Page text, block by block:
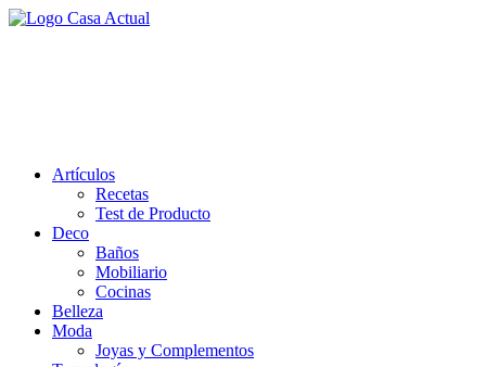
Saltar
Artículos
Recetas
Test de Producto
Deco
Baños
Mobiliario
Cocinas
Belleza
Moda
Joyas y Complementos